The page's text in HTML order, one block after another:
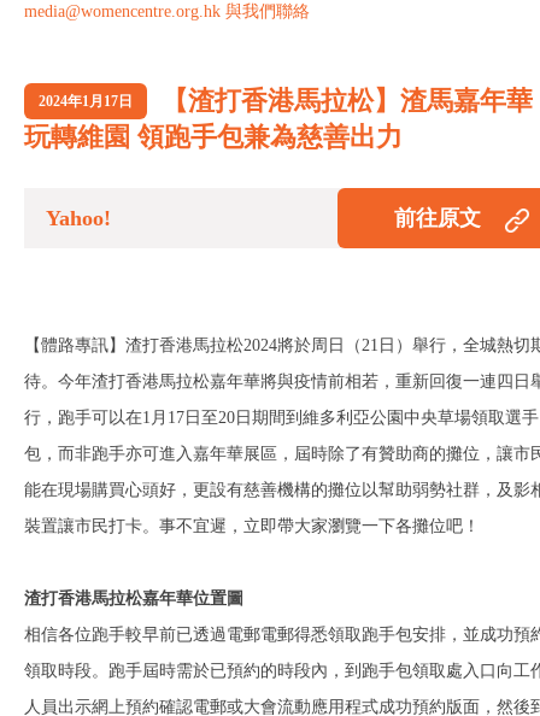
media@womencentre.org.hk 與我們聯絡
2024年1月17日
【渣打香港馬拉松】渣馬嘉年華
玩轉維園 領跑手包兼為慈善出力
Yahoo! 前往原文
【體路專訊】渣打香港馬拉松2024將於周日 （21 日）舉行，全城熱切
待。今年渣打香港馬拉松嘉年華將與疫情前相若，重新回復一連四日
行，跑手可以在1 月 17日至20日期間到維多利亞公園中央草場領取選手
包，而非跑手亦可進入嘉年華展區，屆時除了有贊助商的攤位，讓市
能在現場購買心頭好，更設有慈善機構的攤位以幫助弱勢社群，及影
裝置讓市民打卡。事不宜遲，立即帶大家瀏覽一下各攤位吧！
渣打香港馬拉松嘉年華位置圖
相信各位跑手較早前已透過電郵電郵得悉領取跑手包安排，並成功預
領取時段。跑手屆時需於已預約的時段內，到跑手包領取處入口向工
人員出示網上預約確認電郵或大會流動應用程式成功預約版面，然後